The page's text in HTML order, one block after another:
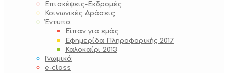
Επισκέψεις-Εκδρομές
Κοινωνικές Δράσεις
Έντυπα
Είπαν για εμάς
Εφημερίδα Πληροφορικής 2017
Καλοκαίρι 2013
Γνωμικά
e-class